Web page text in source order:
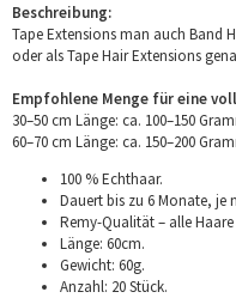
Beschreibung:
Tape Extensions man auch Band
oder als Tape Hair Extensions
Empfohlene Menge für eine
30–50 cm Länge: ca. 100–150
60–70 cm Länge: ca. 150–200
100 % Echthaar.
Dauert bis zu 6 Monate, je
Remy-Qualität – alle
Länge: 60cm.
Gewicht: 60g.
Anzahl: 20 Stück.